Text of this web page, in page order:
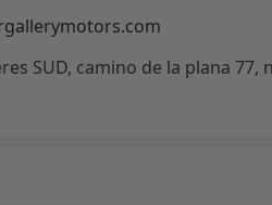
SUD, camino de la plana 77,